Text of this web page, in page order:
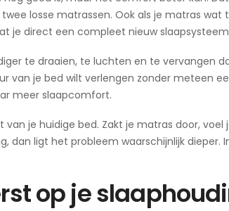
losse matrassen. Ook als je matras wat
je direct een compleet nieuw
te draaien, te luchten en te vervangen
van je bed wilt verlengen zonder meteen
meer slaapcomfort.
je huidige bed. Zakt je matras door, voel
ligt het probleem waarschijnlijk dieper.
op je